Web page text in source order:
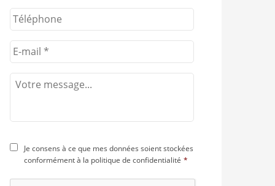
Je consens à ce que mes données soient stockées
conformément à la politique de confidentialité *